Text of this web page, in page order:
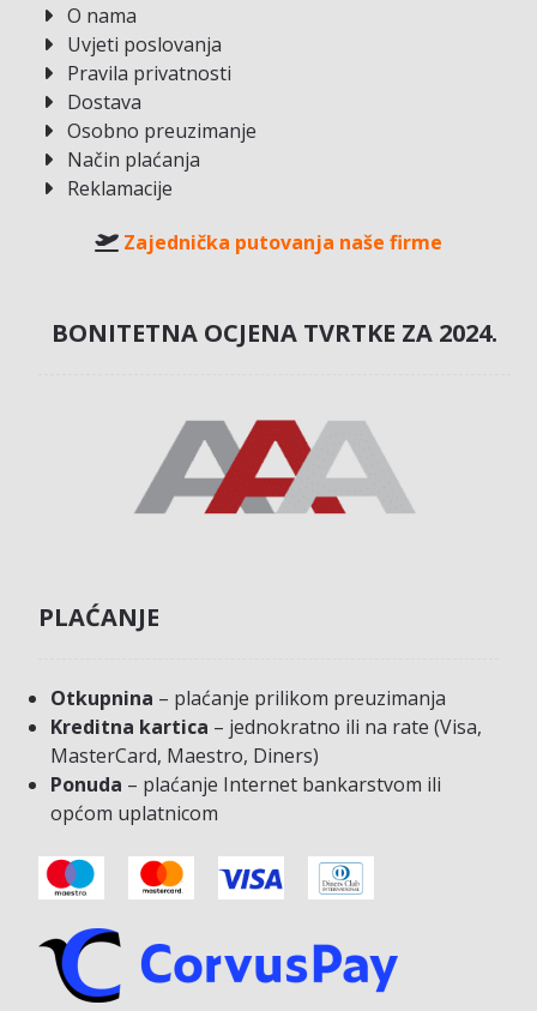
O nama
Uvjeti poslovanja
Pravila privatnosti
Dostava
Osobno preuzimanje
Način plaćanja
Reklamacije
Zajednička putovanja naše firme
BONITETNA OCJENA TVRTKE ZA 2024.
PLAĆANJE
Otkupnina – plaćanje prilikom preuzimanja
Kreditna kartica – jednokratno ili na rate (Visa,
MasterCard, Maestro, Diners)
Ponuda – plaćanje Internet bankarstvom ili
općom uplatnicom